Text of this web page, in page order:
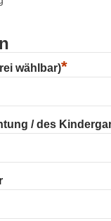
wählbar)*
/ des